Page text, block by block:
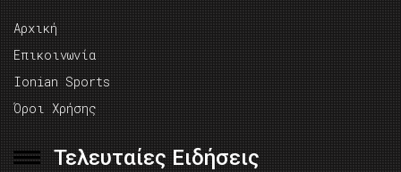
Αρχική
Επικοινωνία
Ionian Sports
Όροι Χρήσης
Τελευταίες Ειδήσεις